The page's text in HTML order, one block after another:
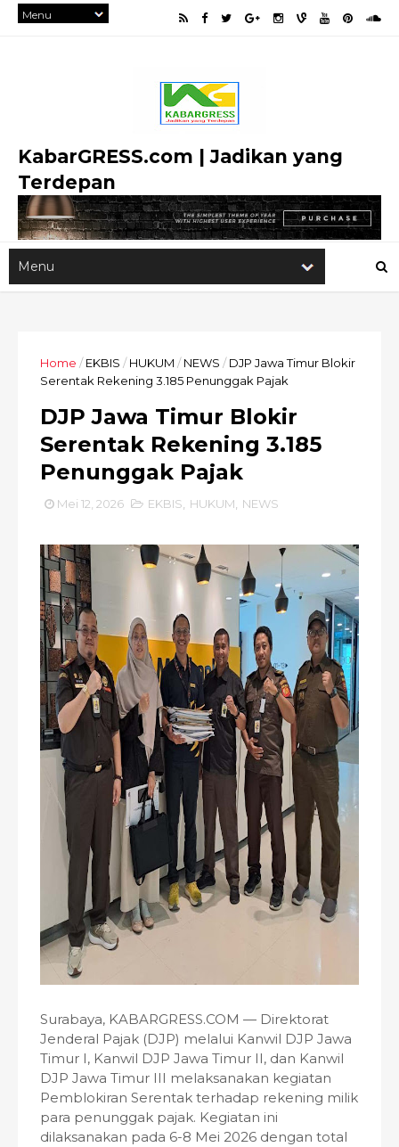
KabarGRESS.com | Jadikan yang
Terdepan
Home / EKBIS / HUKUM / NEWS / DJP Jawa Timur Blokir
Serentak Rekening 3.185 Penunggak Pajak
DJP Jawa Timur Blokir
Serentak Rekening 3.185
Penunggak Pajak
Mei 12, 2026 EKBIS HUKUM NEWS
Surabaya, KABARGRESS.COM — Direktorat
Jenderal Pajak (DJP) melalui Kanwil DJP Jawa
Timur I, Kanwil DJP Jawa Timur II, dan Kanwil
DJP Jawa Timur III melaksanakan kegiatan
Pemblokiran Serentak terhadap rekening milik
para penunggak pajak. Kegiatan ini
dilaksanakan pada 6-8 Mei 2026 dengan total